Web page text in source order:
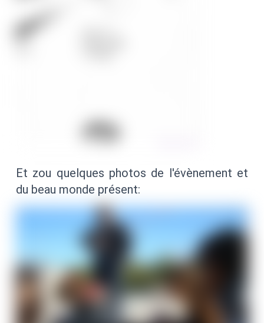
Et zou quelques photos de l'évènement et
du beau monde présent: